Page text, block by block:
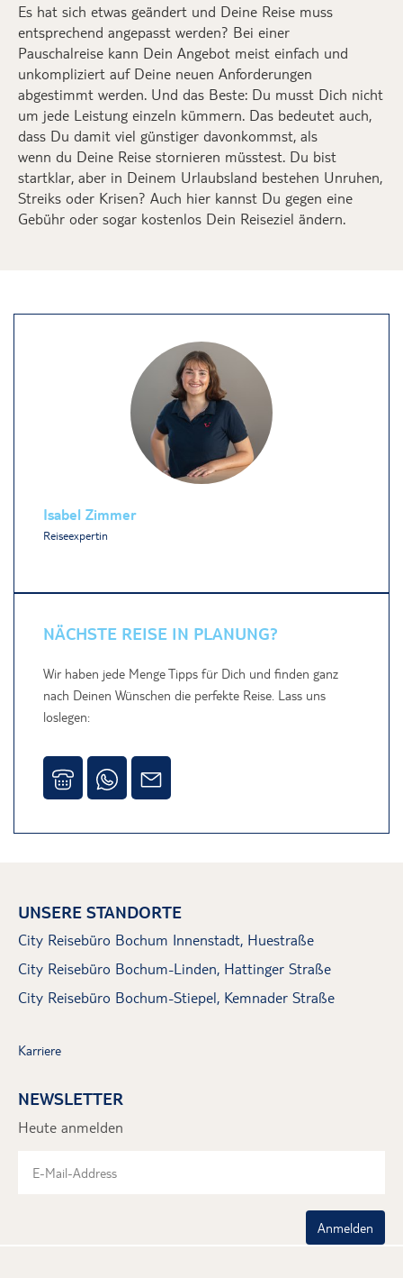
Es hat sich etwas geändert und Deine Reise muss
entsprechend angepasst werden? Bei einer
Pauschalreise kann Dein Angebot meist einfach und
unkompliziert auf Deine neuen Anforderungen
abgestimmt werden. Und das Beste: Du musst Dich nicht
um jede Leistung einzeln kümmern. Das bedeutet auch,
dass Du damit viel günstiger davonkommst, als
wenn du Deine Reise stornieren müsstest. Du bist
startklar, aber in Deinem Urlaubsland bestehen Unruhen,
Streiks oder Krisen? Auch hier kannst Du gegen eine
Gebühr oder sogar kostenlos Dein Reiseziel ändern.
Isabel Zimmer
Reiseexpertin
NÄCHSTE REISE IN PLANUNG?
Wir haben jede Menge Tipps für Dich und finden ganz
nach Deinen Wünschen die perfekte Reise. Lass uns
loslegen:
UNSERE STANDORTE
City Reisebüro Bochum Innenstadt, Huestraße
City Reisebüro Bochum-Linden, Hattinger Straße
City Reisebüro Bochum-Stiepel, Kemnader Straße
Karriere
NEWSLETTER
Heute anmelden
Anmelden